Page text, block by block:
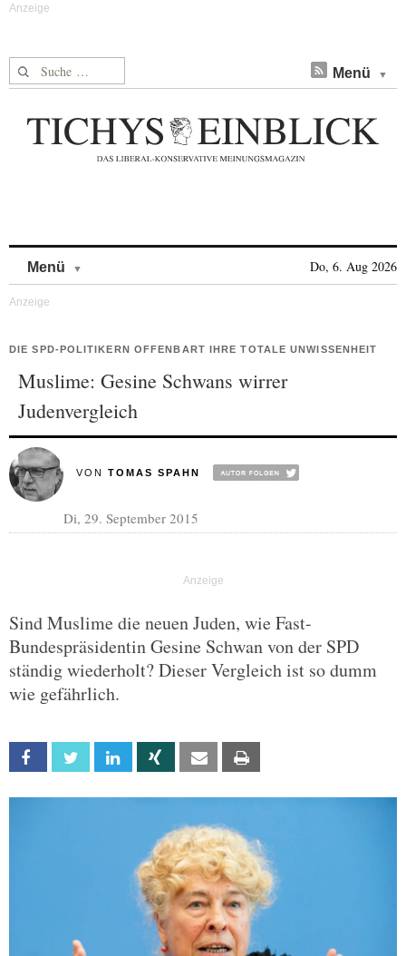
Suche nach: Menü
Menü Do, 6. Aug 2026
DIE SPD-POLITIKERN OFFENBART IHRE TOTALE UNWISSENHEIT
Muslime: Gesine Schwans wirrer
Judenvergleich
VON TOMAS SPAHN
Di, 29. September 2015
Sind Muslime die neuen Juden, wie Fast-
Bundespräsidentin Gesine Schwan von der SPD
ständig wiederholt? Dieser Vergleich ist so dumm
wie gefährlich.
Facebook Twitter Linkedin Xing Email